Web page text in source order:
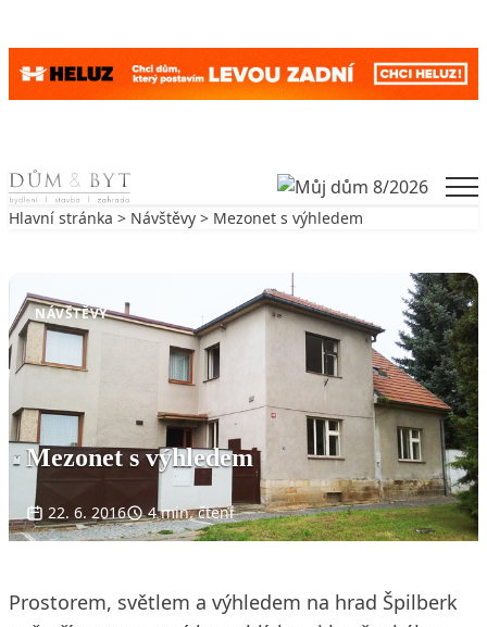
Skip to content
Hlavní stránka > Návštěvy > Mezonet s výhledem
NÁVŠTĚVY
Mezonet s výhledem
22. 6. 2016 4 min. čtení
Prostorem, světlem a výhledem na hrad Špilberk